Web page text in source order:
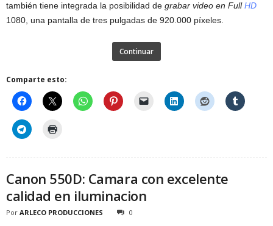
también tiene integrada la posibilidad de grabar video en FullHD
1080, una pantalla de tres pulgadas de 920.000 píxeles.
Continuar
Comparte esto:
Canon 550D: Camara con excelente
calidad en iluminacion
Por ARLECO PRODUCCIONES 0